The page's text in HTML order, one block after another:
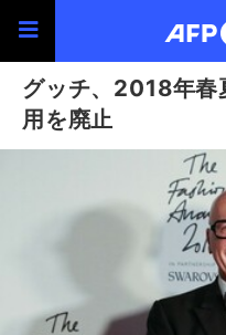
グッチ、2018年春
用を廃止